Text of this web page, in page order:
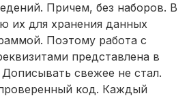
Причем, без наборов. В
их для хранения данных
Поэтому работа с
представлена в
свежее не стал.
код. Каждый